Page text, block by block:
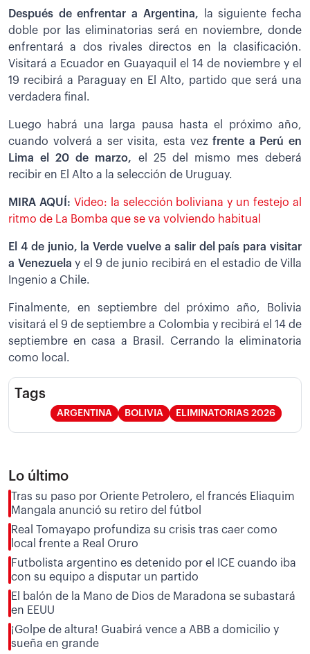
Después de enfrentar a Argentina, la siguiente fecha
doble por las eliminatorias será en noviembre, donde
enfrentará a dos rivales directos en la clasificación.
Visitará a Ecuador en Guayaquil el 14 de noviembre y el
19 recibirá a Paraguay en El Alto, partido que será una
verdadera final.
Luego habrá una larga pausa hasta el próximo año,
cuando volverá a ser visita, esta vezfrente a Perú en
Lima el 20 de marzo, el 25 del mismo mes deberá
recibir en El Alto a la selección de Uruguay.
MIRA AQUÍ: Video: la selección boliviana y un festejo al
ritmo de La Bomba que se va volviendo habitual
El 4 de junio, la Verde vuelve a salir del país para visitar
a Venezuela y el 9 de junio recibirá en el estadio de Villa
Ingenio a Chile.
Finalmente, en septiembre del próximo año, Bolivia
visitará el 9 de septiembre a Colombia y recibirá el 14 de
septiembre en casa a Brasil. Cerrando la eliminatoria
como local.
Tags
ARGENTINA BOLIVIA ELIMINATORIAS 2026
Lo último
Tras su paso por Oriente Petrolero, el francés Eliaquim
Mangala anunció su retiro del fútbol
Real Tomayapo profundiza su crisis tras caer como
local frente a Real Oruro
Futbolista argentino es detenido por el ICE cuando iba
con su equipo a disputar un partido
El balón de la Mano de Dios de Maradona se subastará
en EEUU
¡Golpe de altura! Guabirá vence a ABB a domicilio y
sueña en grande